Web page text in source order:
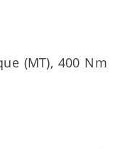
(MT), 400 Nm